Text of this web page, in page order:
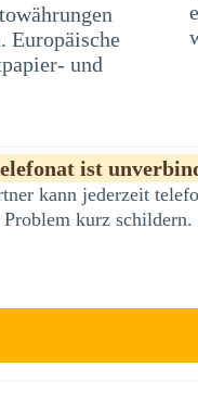
Europäische
und
führen,
ist
kann jederzeit
kurz schildern.